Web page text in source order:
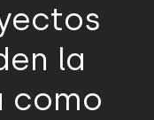
la
como